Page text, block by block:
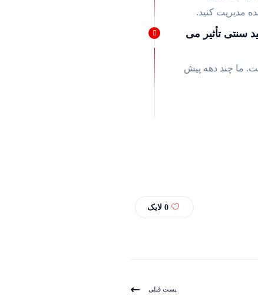
مدیریت کنید.
سنتی تأثیر می
ما چند دهه پیش
0 لایک
پست قبلی